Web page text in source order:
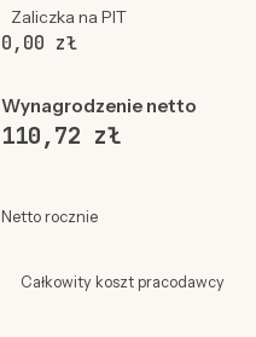
Zaliczka na PIT
0,00 zł
Wynagrodzenie netto
110,72 zł
Netto rocznie
Całkowity koszt pracodawcy